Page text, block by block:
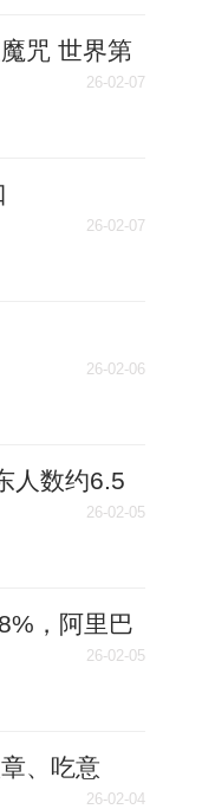
咒 世界第
26-02-07
26-02-07
26-02-06
人数约6.5
26-02-05
，阿里巴
26-02-05
、吃意
26-02-04